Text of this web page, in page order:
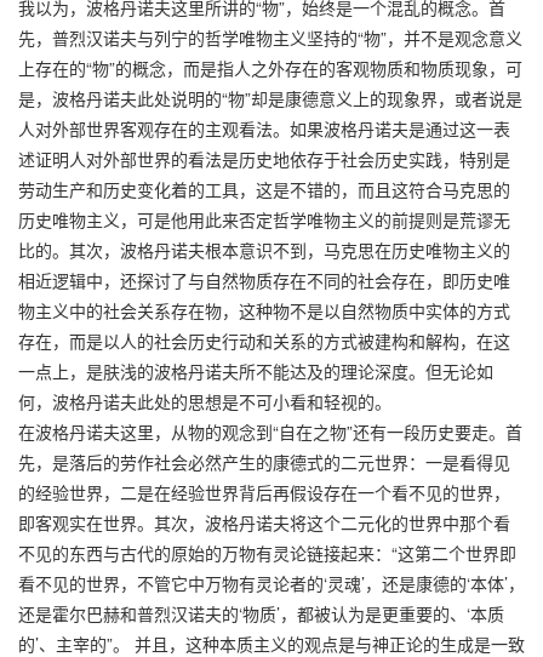
我以为，波格丹诺夫这里所讲的“物”，始终是一个混乱的概念。首
先，普烈汉诺夫与列宁的哲学唯物主义坚持的“物”，并不是观念意义
上存在的“物”的概念，而是指人之外存在的客观物质和物质现象，可
是，波格丹诺夫此处说明的“物”却是康德意义上的现象界，或者说是
人对外部世界客观存在的主观看法。如果波格丹诺夫是通过这一表
述证明人对外部世界的看法是历史地依存于社会历史实践，特别是
劳动生产和历史变化着的工具，这是不错的，而且这符合马克思的
历史唯物主义，可是他用此来否定哲学唯物主义的前提则是荒谬无
比的。其次，波格丹诺夫根本意识不到，马克思在历史唯物主义的
相近逻辑中，还探讨了与自然物质存在不同的社会存在，即历史唯
物主义中的社会关系存在物，这种物不是以自然物质中实体的方式
存在，而是以人的社会历史行动和关系的方式被建构和解构，在这
一点上，是肤浅的波格丹诺夫所不能达及的理论深度。但无论如
何，波格丹诺夫此处的思想是不可小看和轻视的。
在波格丹诺夫这里，从物的观念到“自在之物”还有一段历史要走。首
先，是落后的劳作社会必然产生的康德式的二元世界：一是看得见
的经验世界，二是在经验世界背后再假设存在一个看不见的世界，
即客观实在世界。其次，波格丹诺夫将这个二元化的世界中那个看
不见的东西与古代的原始的万物有灵论链接起来：“这第二个世界即
看不见的世界，不管它中万物有灵论者的‘灵魂’，还是康德的‘本体’，
还是霍尔巴赫和普烈汉诺夫的‘物质’，都被认为是更重要的、‘本质
的’、主宰的”。 并且，这种本质主义的观点是与神正论的生成是一致